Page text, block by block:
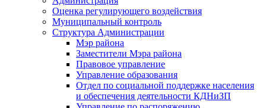
Оценка регулирующего воздействия
Муниципальный контроль
Структура Администрации
Мэр района
Заместители Мэра района
Правовое управление
Управление образования
Отдел по социальной поддержке населения
и обеспечения деятельности КДНиЗП